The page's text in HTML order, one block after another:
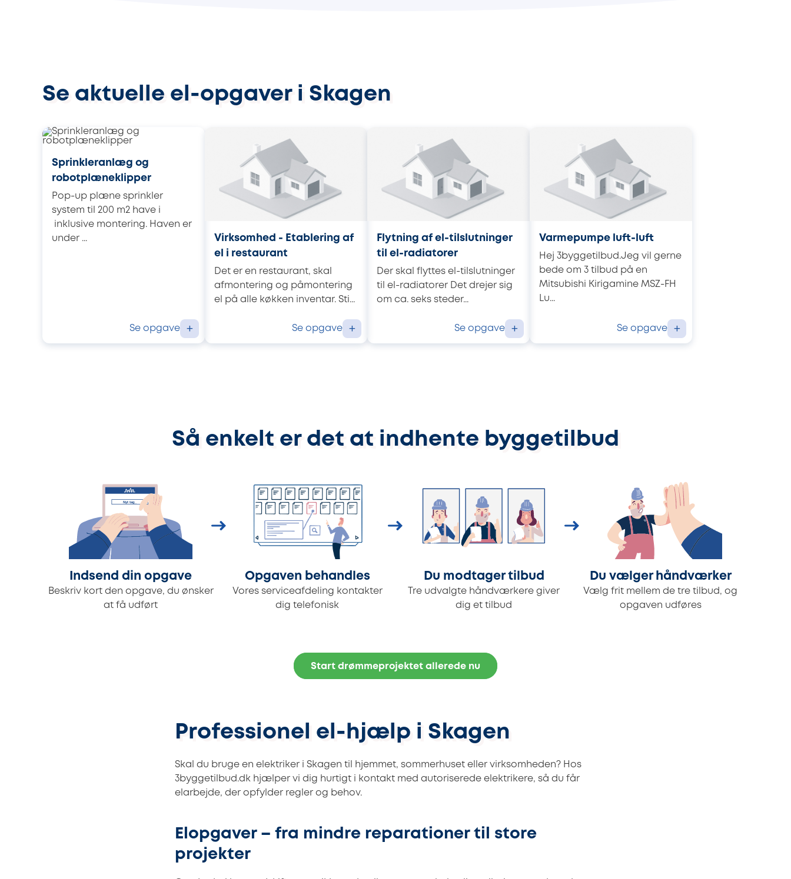
Se aktuelle el-opgaver i Skagen
Sprinkleranlæg og
robotplæneklipper
Pop-up plæne sprinkler
system til 200 m2 have i
inklusive montering. Haven er
under ...
Se opgave +
Virksomhed - Etablering af
el i restaurant
Det er en restaurant, skal
afmontering og påmontering
el på alle køkken inventar. Sti...
Se opgave +
Flytning af el-tilslutninger
til el-radiatorer
Der skal flyttes el-tilslutninger
til el-radiatorer Det drejer sig
om ca. seks steder...
Se opgave +
Varmepumpe luft-luft
Hej 3byggetilbud.Jeg vil gerne
bede om 3 tilbud på en
Mitsubishi Kirigamine MSZ-FH
Lu...
Se opgave +
Så enkelt er det at indhente byggetilbud
Indsend din opgave
Beskriv kort den opgave, du ønsker
at få udført
Opgaven behandles
Vores serviceafdeling kontakter
dig telefonisk
Du modtager tilbud
Tre udvalgte håndværkere giver
dig et tilbud
Du vælger håndværker
Vælg frit mellem de tre tilbud, og
opgaven udføres
Start drømmeprojektet allerede nu
Professionel el-hjælp i Skagen
Skal du bruge en elektriker i Skagen til hjemmet, sommerhuset eller virksomheden? Hos
3byggetilbud.dk hjælper vi dig hurtigt i kontakt med autoriserede elektrikere, så du får
elarbejde, der opfylder regler og behov.
Elopgaver – fra mindre reparationer til store
projekter